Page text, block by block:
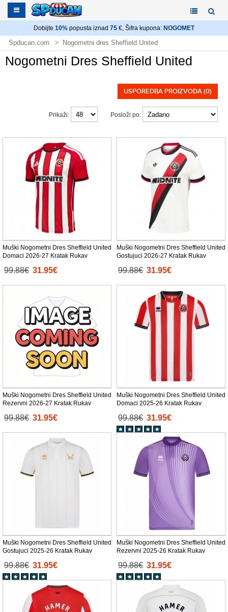
Dobijte 10% popusta iznad 75 €, Šifra kupona: NOGOMET
Spducan.com Nogometni dres Sheffield United
Nogometni Dres Sheffield United
USPOREDBA PROIZVODA (0)
Posloži po:
Prikaži:
Muški Nogometni Dres Sheffield United
Domaci 2026-27 Kratak Rukav
99.88€ 31.95€
Muški Nogometni Dres Sheffield United
Gostujuci 2026-27 Kratak Rukav
99.88€ 31.95€
Muški Nogometni Dres Sheffield United
Rezervni 2026-27 Kratak Rukav
99.88€ 31.95€
Muški Nogometni Dres Sheffield United
Domaci 2025-26 Kratak Rukav
99.88€ 31.95€
Muški Nogometni Dres Sheffield United
Gostujuci 2025-26 Kratak Rukav
99.88€ 31.95€
Muški Nogometni Dres Sheffield United
Rezervni 2025-26 Kratak Rukav
99.88€ 31.95€